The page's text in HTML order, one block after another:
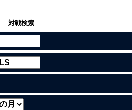
対戦検索